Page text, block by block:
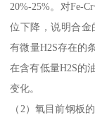
20%-25%。对Fe-
位下降，说明合金
有微量H2S存在的
在含有低量H2S的
变化。
（2）氧目前钢板